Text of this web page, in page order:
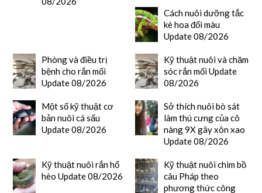
Cách nuôi dưỡng tắc
kè hoa đổi màu
Update 08/2026
Phòng và điều trị
bệnh cho rắn mối
Update 08/2026
Kỹ thuật nuôi và chăm
sóc rắn mối Update
08/2026
Một số kỹ thuật cơ
bản nuôi cá sấu
Update 08/2026
Sở thích nuôi bò sát
làm thú cưng của cô
nàng 9X gây xôn xao
Update 08/2026
Kỹ thuật nuôi rắn hổ
hèo Update 08/2026
Kỹ thuật nuôi chim bồ
câu Pháp theo
phương thức công